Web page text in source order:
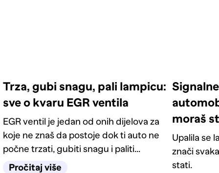
Trza, gubi snagu, pali lampicu:
sve o kvaru EGR ventila
EGR ventil je jedan od onih dijelova za
koje ne znaš da postoje dok ti auto ne
počne trzati, gubiti snagu i paliti
lampicu motora. Saznaj čemu služi,
Pročitaj više
moraš
Upalila se
znači
stati.